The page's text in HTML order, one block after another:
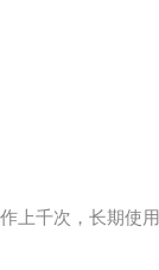
上千次，长期使用